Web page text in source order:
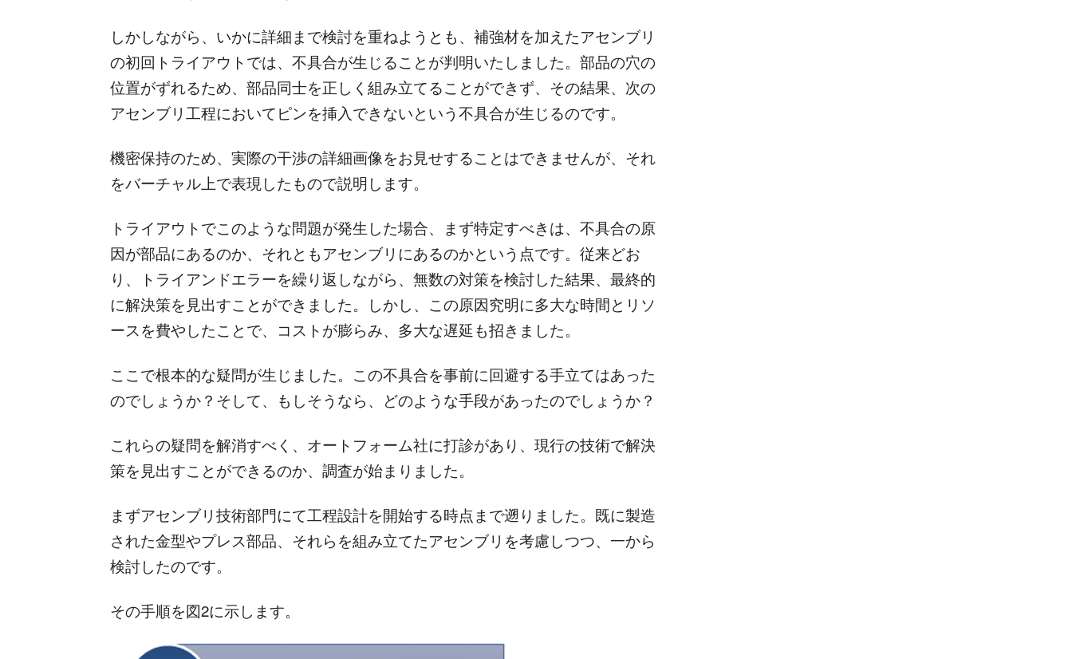
しかしながら、いかに詳細まで検討を重ねようとも、補強材を加えたアセンブリ
の初回トライアウトでは、不具合が生じることが判明いたしました。部品の穴の
位置がずれるため、部品同士を正しく組み立てることができず、その結果、次の
アセンブリ工程においてピンを挿入できないという不具合が生じるのです。
機密保持のため、実際の干渉の詳細画像をお見せすることはできませんが、それ
をバーチャル上で表現したもので説明します。
トライアウトでこのような問題が発生した場合、まず特定すべきは、不具合の原
因が部品にあるのか、それともアセンブリにあるのかという点です。従来どお
り、トライアンドエラーを繰り返しながら、無数の対策を検討した結果、最終的
に解決策を見出すことができました。しかし、この原因究明に多大な時間とリソ
ースを費やしたことで、コストが膨らみ、多大な遅延も招きました。
ここで根本的な疑問が生じました。この不具合を事前に回避する手立てはあった
のでしょうか？そして、もしそうなら、どのような手段があったのでしょうか？
これらの疑問を解消すべく、オートフォーム社に打診があり、現行の技術で解決
策を見出すことができるのか、調査が始まりました。
まずアセンブリ技術部門にて工程設計を開始する時点まで遡りました。既に製造
された金型やプレス部品、それらを組み立てたアセンブリを考慮しつつ、一から
検討したのです。
その手順を図2に示します。